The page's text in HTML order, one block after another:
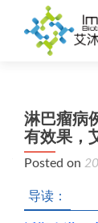
淋巴瘤病
有效果，
Posted on
导读：